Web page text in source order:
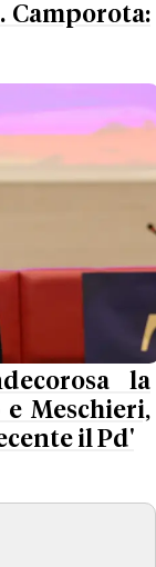
Camporota:
la
Meschieri,
il Pd'